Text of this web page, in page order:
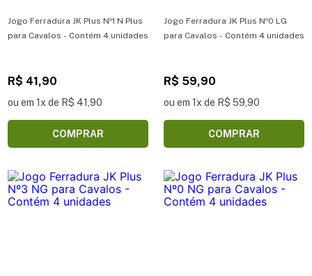
Jogo Ferradura JK Plus Nº1 N Plus
para Cavalos - Contém 4 unidades
R$ 41,90
ou em 1x de R$ 41,90
COMPRAR
Jogo Ferradura JK Plus Nº0 LG
para Cavalos - Contém 4 unidades
R$ 59,90
ou em 1x de R$ 59,90
COMPRAR